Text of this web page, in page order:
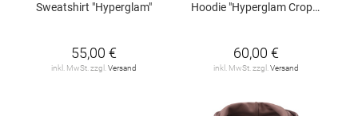
Sweatshirt "Hyperglam"
55,00 €
inkl. MwSt. zzgl.Versand
Hoodie "Hyperglam Cropped"
60,00 €
inkl. MwSt. zzgl.Versand